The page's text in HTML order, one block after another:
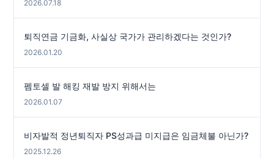
2026.07.18
퇴직연금 기금화, 사실상 국가가 관리하겠다는 것인가?
2026.01.20
펨토셀 발 해킹 재발 방지 위해서는
2026.01.07
비자발적 정년퇴직자 PS성과급 미지급은 임금체불 아닌가?
2025.12.26